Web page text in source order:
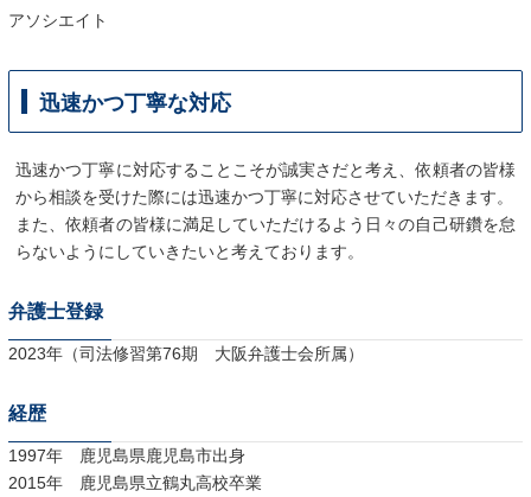
アソシエイト
迅速かつ丁寧な対応
迅速かつ丁寧に対応することこそが誠実さだと考え、依頼者の皆様
から相談を受けた際には迅速かつ丁寧に対応させていただきます。
また、依頼者の皆様に満足していただけるよう日々の自己研鑽を怠
らないようにしていきたいと考えております。
弁護士登録
2023年（司法修習第76期 大阪弁護士会所属）
経歴
1997年 鹿児島県鹿児島市出身
2015年 鹿児島県立鶴丸高校卒業